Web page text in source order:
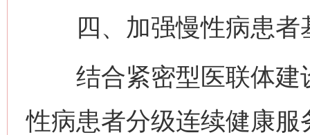
四、加强慢性病患者
结合紧密型医联体建
性病患者分级连续健康